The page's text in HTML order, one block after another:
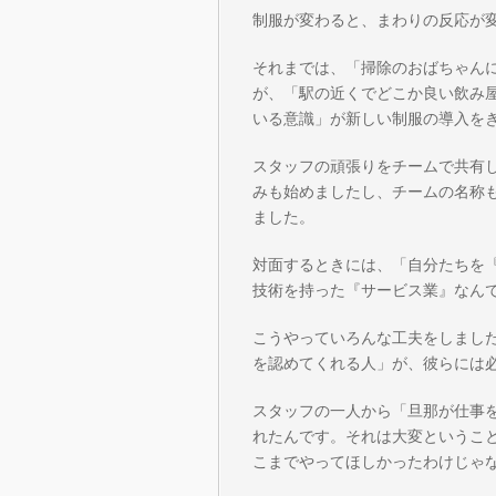
制服が変わると、まわりの反応が
それまでは、「掃除のおばちゃん
が、「駅の近くでどこか良い飲み
いる意識」が新しい制服の導入を
スタッフの頑張りをチームで共有
みも始めましたし、チームの名称
ました。
対面するときには、「自分たちを
技術を持った『サービス業』なん
こうやっていろんな工夫をしまし
を認めてくれる人」が、彼らには
スタッフの一人から「旦那が仕事
れたんです。それは大変というこ
こまでやってほしかったわけじゃ